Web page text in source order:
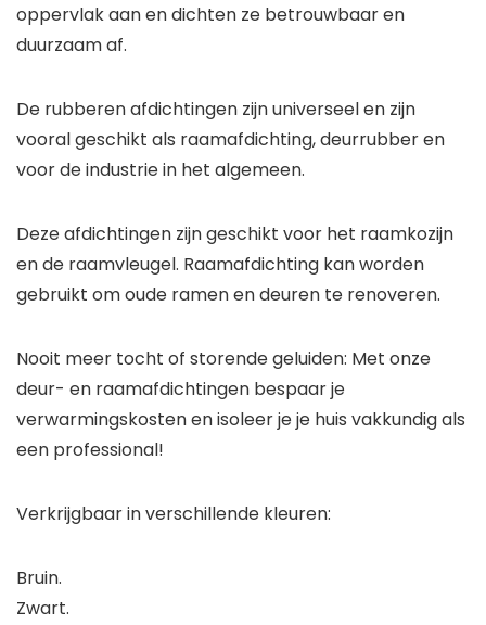
oppervlak aan en dichten ze betrouwbaar en
duurzaam af.
De rubberen afdichtingen zijn universeel en zijn
vooral geschikt als raamafdichting, deurrubber en
voor de industrie in het algemeen.
Deze afdichtingen zijn geschikt voor het raamkozijn
en de raamvleugel. Raamafdichting kan worden
gebruikt om oude ramen en deuren te renoveren.
Nooit meer tocht of storende geluiden: Met onze
deur- en raamafdichtingen bespaar je
verwarmingskosten en isoleer je je huis vakkundig als
een professional!
Verkrijgbaar in verschillende kleuren:
Bruin.
Zwart.